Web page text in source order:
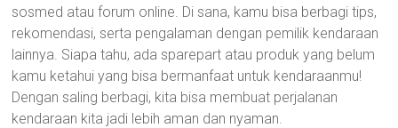
sosmed atau forum online. Di sana, kamu bisa berbagi tips,
rekomendasi, serta pengalaman dengan pemilik kendaraan
lainnya. Siapa tahu, ada sparepart atau produk yang belum
kamu ketahui yang bisa bermanfaat untuk kendaraanmu!
Dengan saling berbagi, kita bisa membuat perjalanan
kendaraan kita jadi lebih aman dan nyaman.